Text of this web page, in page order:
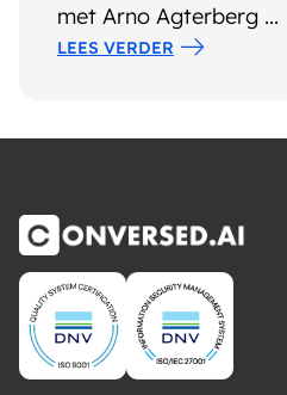
met Arno Agterberg ...
LEES VERDER